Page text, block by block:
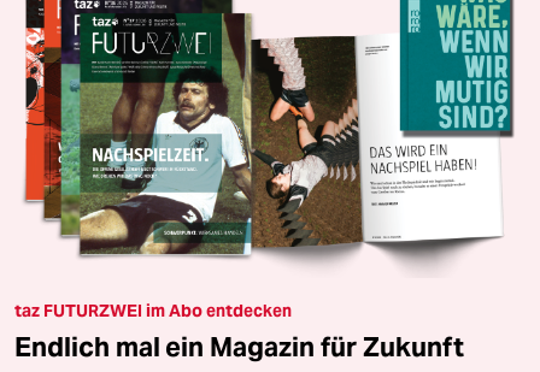
taz FUTURZWEI im Abo entdecken
Endlich mal ein Magazin für Zukunft